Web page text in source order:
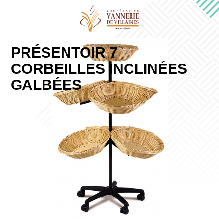
PRÉSENTOIR 7
CORBEILLES INCLINÉES
GALBÉES